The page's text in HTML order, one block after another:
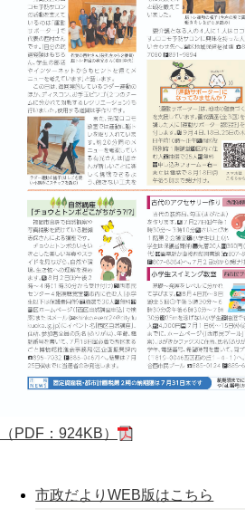
（PDF：924KB）
市政だよりWEB版はこちら